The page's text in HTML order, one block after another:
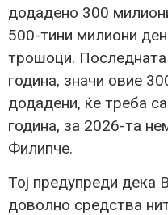
додадено 300
500-тини милиони
трошоци. Последната
година, значи овие
додадени, ќе треба
година, за 2026-та
Филипче.
Тој предупреди дека
доволно средства